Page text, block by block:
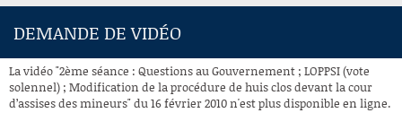
ACCUEIL
À LA DEMANDE
DEMANDE DE VIDÉO
La vidéo "2ème séance : Questions au Gouvernement ; LOPPSI (vote
solennel) ; Modification de la procédure de huis clos devant la cour
d’assises des mineurs" du 16 février 2010 n'est plus disponible en ligne.